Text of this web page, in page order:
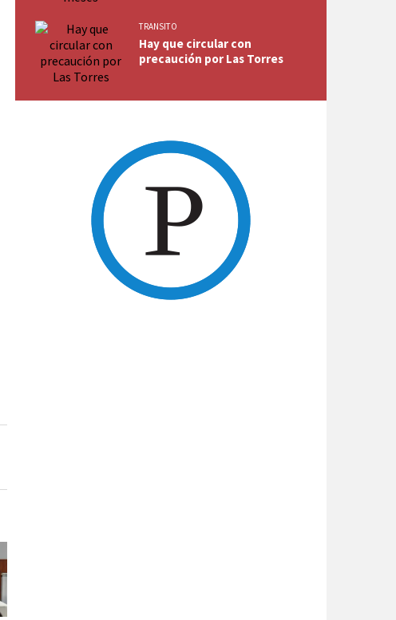
TRANSITO
Hay que circular con
precaución por Las Torres